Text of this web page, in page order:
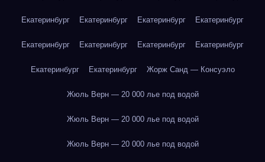
Екатеринбург Екатеринбург Екатеринбург Екатеринбург
Екатеринбург Екатеринбург Екатеринбург Екатеринбург
Екатеринбург Екатеринбург Жорж Санд — Консуэло
Жюль Верн — 20 000 лье под водой
Жюль Верн — 20 000 лье под водой
Жюль Верн — 20 000 лье под водой